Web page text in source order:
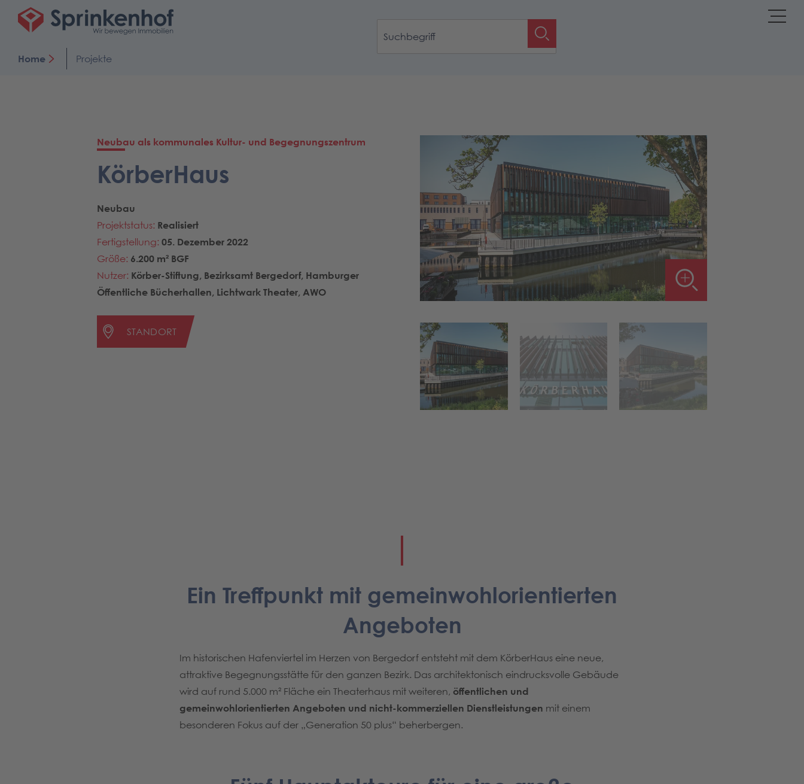
Home Projekte
Neubau als kommunales Kultur- und Begegnungszentrum
KörberHaus
Neubau
Projektstatus: Realisiert
Fertigstellung: 05. Dezember 2022
Größe: 6.200 m² BGF
Nutzer: Körber-Stiftung, Bezirksamt Bergedorf, Hamburger
Öffentliche Bücherhallen, Lichtwark Theater, AWO
STANDORT
Ein Treffpunkt mit gemeinwohlorientierten
Angeboten
Im historischen Hafenviertel im Herzen von Bergedorf entsteht mit dem KörberHaus eine neue,
attraktive Begegnungsstätte für den ganzen Bezirk. Das architektonisch eindrucksvolle Gebäude
wird auf rund 5.000 m² Fläche ein Theaterhaus mit weiteren, öffentlichen und
gemeinwohlorientierten Angeboten und nicht-kommerziellen Dienstleistungen mit einem
besonderen Fokus auf der „Generation 50 plus“ beherbergen.